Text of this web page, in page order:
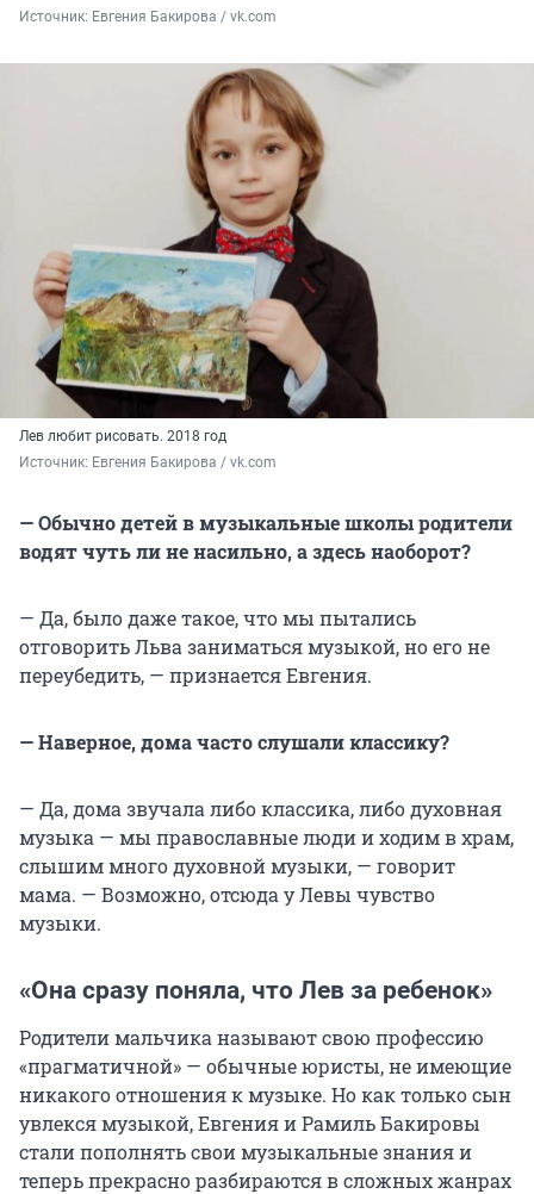
Источник: Евгения Бакирова / vk.com
Лев любит рисовать. 2018 год
Источник: Евгения Бакирова / vk.com
— Обычно детей в музыкальные школы родители
водят чуть ли не насильно, а здесь наоборот?
— Да, было даже такое, что мы пытались
отговорить Льва заниматься музыкой, но его не
переубедить, — признается Евгения.
— Наверное, дома часто слушали классику?
— Да, дома звучала либо классика, либо духовная
музыка — мы православные люди и ходим в храм,
слышим много духовной музыки, — говорит
мама. — Возможно, отсюда у Левы чувство
музыки.
«Она сразу поняла, что Лев за ребенок»
Родители мальчика называют свою профессию
«прагматичной» — обычные юристы, не имеющие
никакого отношения к музыке. Но как только сын
увлекся музыкой, Евгения и Рамиль Бакировы
стали пополнять свои музыкальные знания и
теперь прекрасно разбираются в сложных жанрах